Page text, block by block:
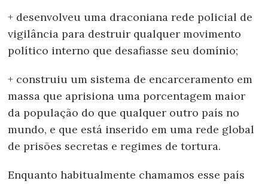
+ desenvolveu uma draconiana rede policial de
vigilância para destruir qualquer movimento
político interno que desafiasse seu domínio;
+ construiu um sistema de encarceramento em
massa que aprisiona uma porcentagem maior
da população do que qualquer outro país no
mundo, e que está inserido em uma rede global
de prisões secretas e regimes de tortura.
Enquanto habitualmente chamamos esse país